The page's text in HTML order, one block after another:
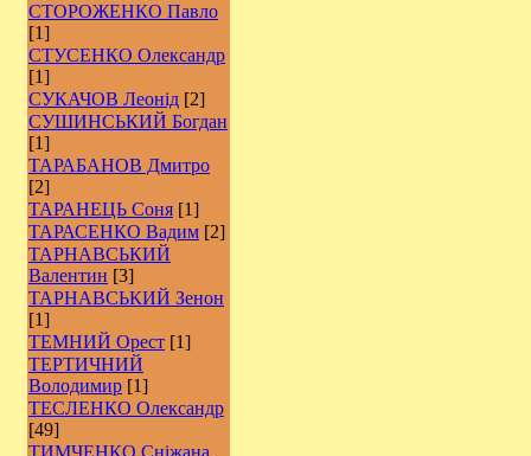
СТОРОЖЕНКО Павло
[1]
СТУСЕНКО Олександр
[1]
СУКАЧОВ Леонід [2]
СУШИНСЬКИЙ Богдан
[1]
ТАРАБАНОВ Дмитро
[2]
ТАРАНЕЦЬ Соня [1]
ТАРАСЕНКО Вадим [2]
ТАРНАВСЬКИЙ
Валентин [3]
ТАРНАВСЬКИЙ Зенон
[1]
ТЕМНИЙ Орест [1]
ТЕРТИЧНИЙ
Володимир [1]
ТЕСЛЕНКО Олександр
[49]
ТИМЧЕНКО Сніжана